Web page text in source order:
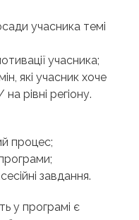
учасника темі
учасника;
які учасник хоче
рівні регіону.
процес;
завдання.
у програмі є